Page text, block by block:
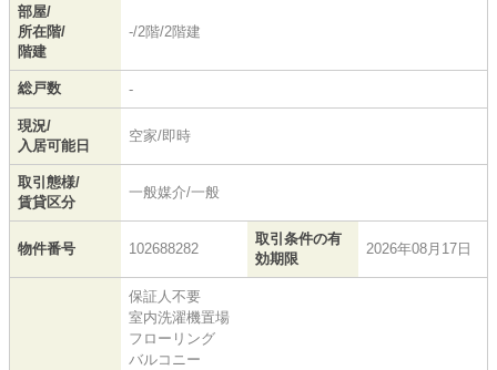
部屋/
所在階/
階建
-/2階/2階建
総戸数 -
現況/
入居可能日
空家/即時
取引態様/
賃貸区分
一般媒介/一般
物件番号 102688282
取引条件の有
効期限
2026年08月17日
保証人不要
室内洗濯機置場
フローリング
バルコニー